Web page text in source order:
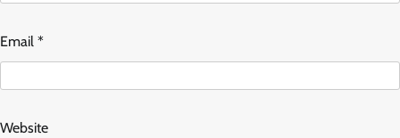
Email *
Website